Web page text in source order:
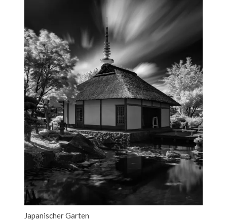
Japanischer Garten